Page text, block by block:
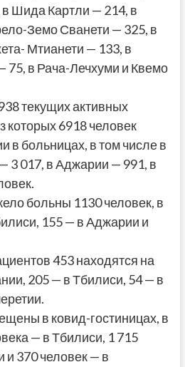
Шида Картли — 214, в
Земо Сванети — 325, в
Мтианети — 133, в
в Рача-Лечхуми и Квемо
текущих активных
которых 6918 человек
в больницах, в том числе в
3 017, в Аджарии — 991, в
больны 1130 человек, в
155 — в Аджарии и
453 находятся на
205 — в Тбилиси, 54 — в
в ковид-гостиницах, в
— в Тбилиси, 1 715
370 человек — в